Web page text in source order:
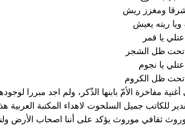
ومغزز ريش
ويا ريته يعيش
يا قمر
تحت ظل الشجر
يا نجوم
تحت ظل الكروم
مفاخرة الأمّ بابنها الذّكر، ولم اجد مبررا لوجودها
للكاتب جميل السلحوت لاهداء المكتبة العربية
ثقافي موروث يؤكد على أننا اصحاب الأرض